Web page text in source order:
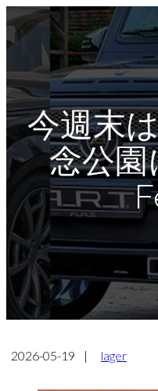
今週末
念公
2026-05-19 | lager